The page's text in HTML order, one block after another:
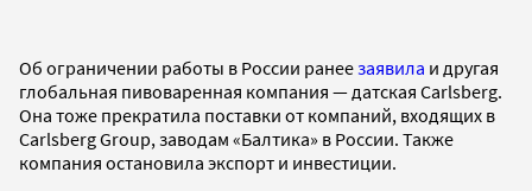
Об ограничении работы в России ранеезаявила и другая
глобальная пивоваренная компания — датская Carlsberg.
Она тоже прекратила поставки от компаний, входящих в
Carlsberg Group, заводам «Балтика» в России. Также
компания остановила экспорт и инвестиции.